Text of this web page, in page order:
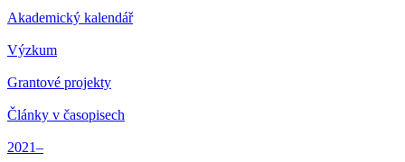
Akademický kalendář
Výzkum
Grantové projekty
Články v časopisech
2021–